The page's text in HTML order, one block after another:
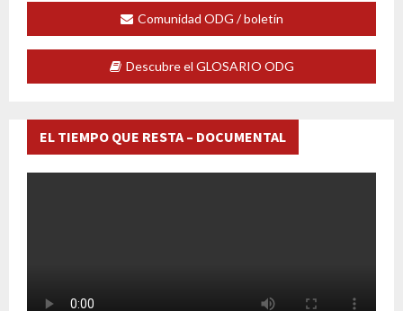
Comunidad ODG / boletín
Descubre el GLOSARIO ODG
EL TIEMPO QUE RESTA – DOCUMENTAL